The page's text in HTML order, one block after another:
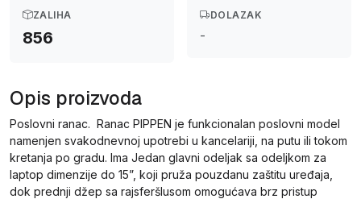
ZALIHA
856
DOLAZAK
-
Opis proizvoda
Poslovni ranac. Ranac PIPPEN je funkcionalan poslovni model
namenjen svakodnevnoj upotrebi u kancelariji, na putu ili tokom
kretanja po gradu. Ima Jedan glavni odeljak sa odeljkom za
laptop dimenzije do 15”, koji pruža pouzdanu zaštitu uređaja,
dok prednji džep sa rajsferšlusom omogućava brz pristup